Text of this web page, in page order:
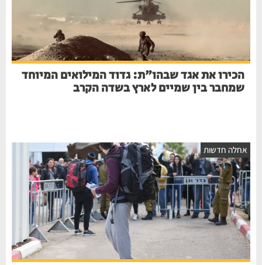
הכירו את אגד שבהו"ת: גדוד המילואים המיוחד
שמחבר בין שמיים לארץ בשדה הקרב
אחלה חדשות